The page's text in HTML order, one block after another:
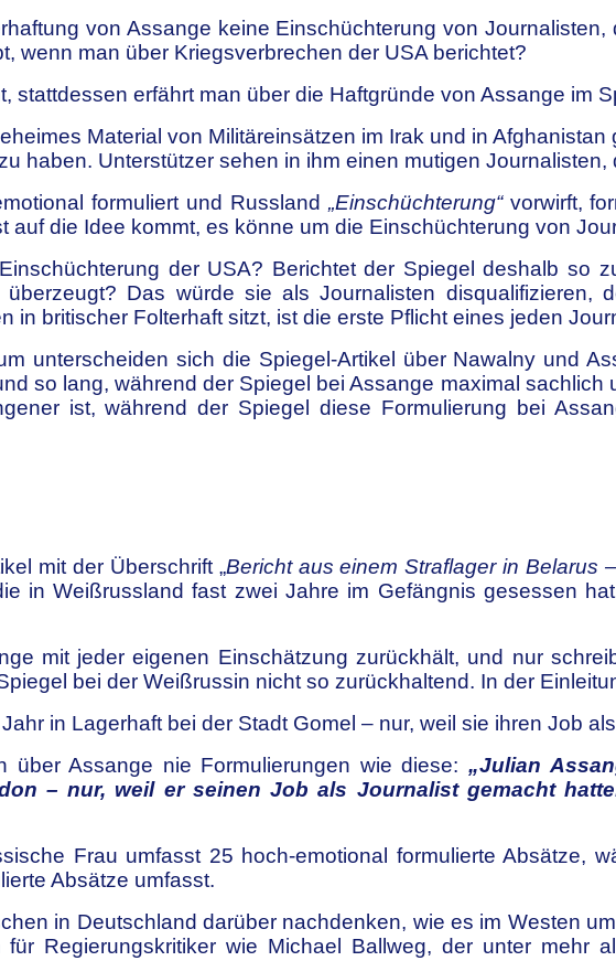
von Assange keine Einschüchterung von
wenn man über Kriegsverbrechen der USA berichtet?
stattdessen erfährt man über die Haftgründe von Assange im
Material von Militäreinsätzen im Irak und in
haben. Unterstützer sehen in ihm einen mutigen
formuliert und Russland „Einschüchterung“vorwirft,
auf die Idee kommt, es könne um die Einschüchterung von
der USA? Berichtet der Spiegel deshalb so
Das würde sie als Journalisten disqualifizieren,
in britischer Folterhaft sitzt, ist die erste Pflicht eines jeden
unterscheiden sich die Spiegel-Artikel über Nawalny und
so lang, während der Spiegel bei Assange maximal sachlich
ist, während der Spiegel diese Formulierung bei
mit der Überschrift „Bericht aus einem Straflager in Belarus
in Weißrussland fast zwei Jahre im Gefängnis gesessen
mit jeder eigenen Einschätzung zurückhält, und nur
bei der Weißrussin nicht so zurückhaltend. In der
in Lagerhaft bei der Stadt Gomel – nur, weil sie ihren Job
über Assange nie Formulierungen wie diese:„Julian
– nur, weil er seinen Job als Journalist gemacht
Frau umfasst 25 hoch-emotional formulierte Absätze,
Absätze umfasst.
in Deutschland darüber nachdenken, wie es im Westen
Regierungskritiker wie Michael Ballweg, der unter mehr